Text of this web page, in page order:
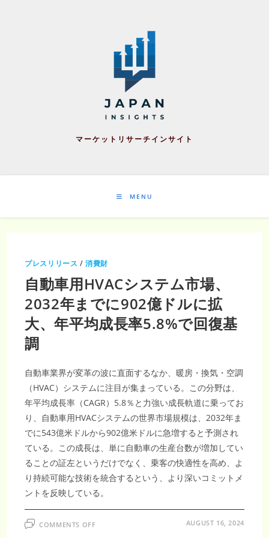
マーケットリサーチインサイト
MENU
プレスリリース /消費財
自動車用HVACシステム市場、
2032年までに902億ドルに拡
大、年平均成長率5.8%で回復基
調
自動車業界が変革の波に直面するなか、暖房・換気・空調
（HVAC）システムに注目が集まっている。この分野は、
年平均成長率（CAGR）5.8％と力強い成長軌道に乗ってお
り、自動車用HVACシステムの世界市場規模は、2032年ま
でに543億米ドルから902億米ドルに急増すると予測され
ている。この成長は、単に自動車の生産台数が増加してい
ることの証左というだけでなく、乗客の快適性を高め、よ
り持続可能な技術を統合するという、より深いコミットメ
ントを反映している。
COMMENTS OFFON AUGUST 16, 2024